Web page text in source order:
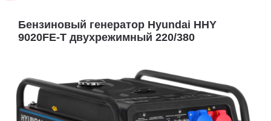
Бензиновый генератор Hyundai HHY
9020FE-T двухрежимный 220/380